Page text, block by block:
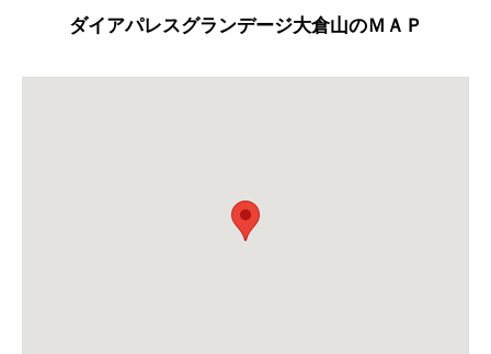
ダイアパレスグランデージ大倉山のＭＡＰ